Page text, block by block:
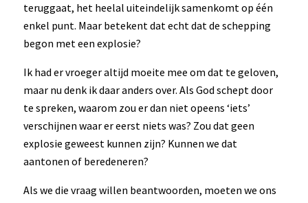
teruggaat, het heelal uiteindelijk samenkomt op één
enkel punt. Maar betekent dat echt dat de schepping
begon met een explosie?
Ik had er vroeger altijd moeite mee om dat te geloven,
maar nu denk ik daar anders over. Als God schept door
te spreken, waarom zou er dan niet opeens ‘iets’
verschijnen waar er eerst niets was? Zou dat geen
explosie geweest kunnen zijn? Kunnen we dat
aantonen of beredeneren?
Als we die vraag willen beantwoorden, moeten we ons